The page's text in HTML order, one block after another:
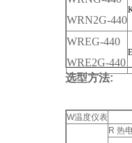
WRN2G-440
WREG-440
WRE2G-440
E
选型方法:
W温度仪表
R 热